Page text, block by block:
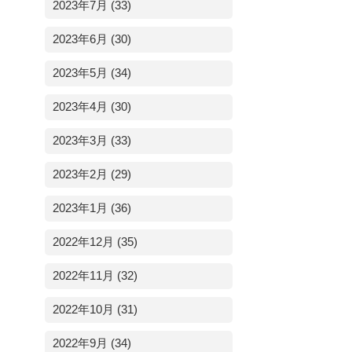
2023年7月 (33)
2023年6月 (30)
2023年5月 (34)
2023年4月 (30)
2023年3月 (33)
2023年2月 (29)
2023年1月 (36)
2022年12月 (35)
2022年11月 (32)
2022年10月 (31)
2022年9月 (34)